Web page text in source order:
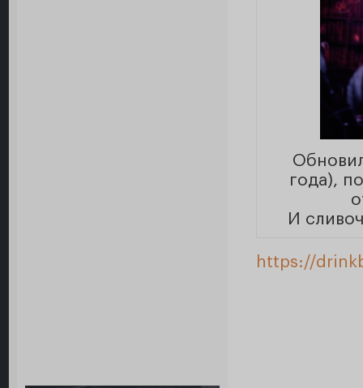
года),
И
https://